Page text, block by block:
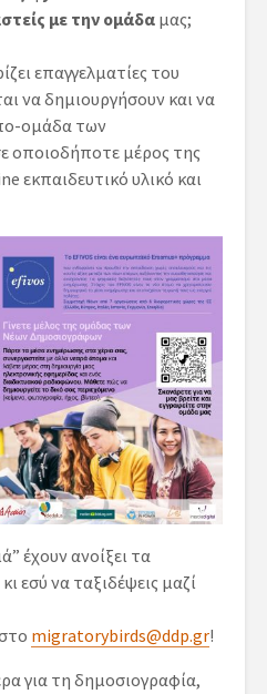
με την ομάδαμας;
επαγγελματίες του
να δημιουργήσουν και να
ομάδα των
οποιοδήποτε μέρος της
εκπαιδευτικό υλικό και
έχουν ανοίξει τα
εσύ να ταξιδέψεις μαζί
migratorybirds@ddp.gr!
για τη δημοσιογραφία,